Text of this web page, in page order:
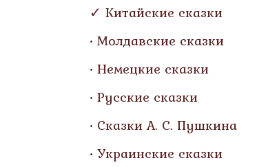
Китайские сказки
Молдавские сказки
Немецкие сказки
Русские сказки
Сказки А. С. Пушкина
Украинские сказки